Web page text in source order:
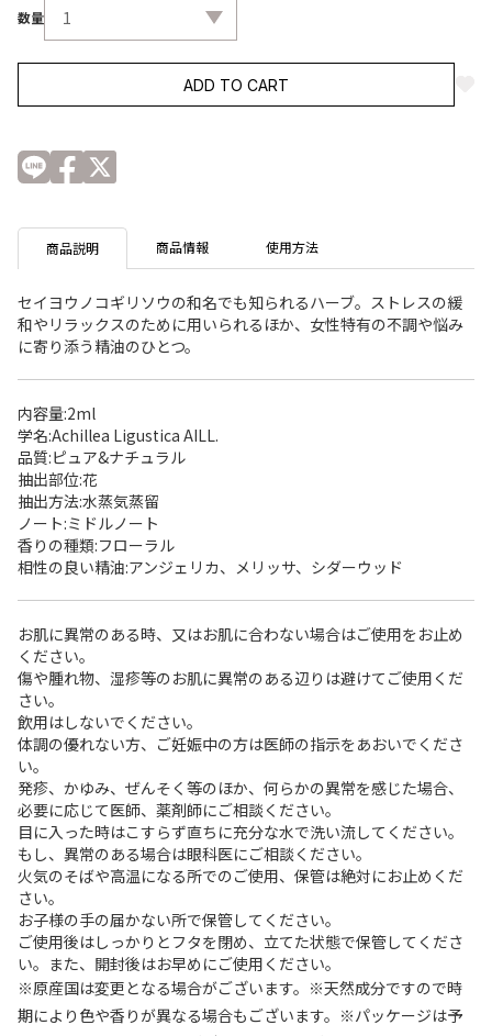
数量
ADD TO CART
商品説明 商品情報 使用方法
セイヨウノコギリソウの和名でも知られるハーブ。ストレスの緩
和やリラックスのために用いられるほか、女性特有の不調や悩み
に寄り添う精油のひとつ。
内容量:2ml
学名:Achillea Ligustica AILL.
品質:ピュア&ナチュラル
抽出部位:花
抽出方法:水蒸気蒸留
ノート:ミドルノート
香りの種類:フローラル
相性の良い精油:アンジェリカ、メリッサ、シダーウッド
お肌に異常のある時、又はお肌に合わない場合はご使用をお止め
ください。
傷や腫れ物、湿疹等のお肌に異常のある辺りは避けてご使用くだ
さい。
飲用はしないでください。
体調の優れない方、ご妊娠中の方は医師の指示をあおいでくださ
い。
発疹、かゆみ、ぜんそく等のほか、何らかの異常を感じた場合、
必要に応じて医師、薬剤師にご相談ください。
目に入った時はこすらず直ちに充分な水で洗い流してください。
もし、異常のある場合は眼科医にご相談ください。
火気のそばや高温になる所でのご使用、保管は絶対にお止めくだ
さい。
お子様の手の届かない所で保管してください。
ご使用後はしっかりとフタを閉め、立てた状態で保管してくださ
い。また、開封後はお早めにご使用ください。
※原産国は変更となる場合がございます。※天然成分ですので時
期により色や香りが異なる場合もございます。※パッケージは予